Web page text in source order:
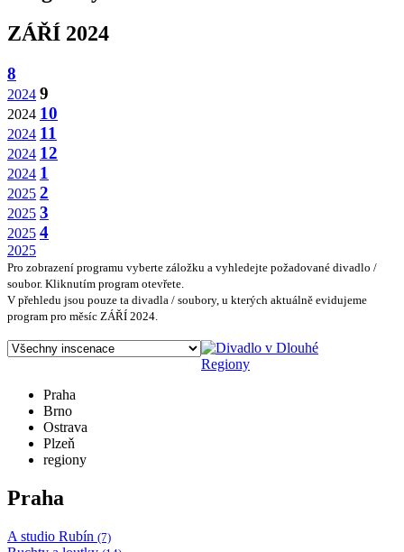
ZÁŘÍ 2024
8
2024 9
2024 10
2024 11
2024 12
2024 1
2025 2
2025 3
2025 4
2025
Pro zobrazení programu vyberte záložku a vyhledejte požadované divadlo /
soubor. Kliknutím program otevřete.
V přehledu jsou pouze ta divadla / soubory, u kterých aktuálně evidujeme
program pro měsíc ZÁŘÍ 2024.
Regiony
Praha
Brno
Ostrava
Plzeň
regiony
Praha
A studio Rubín (7)